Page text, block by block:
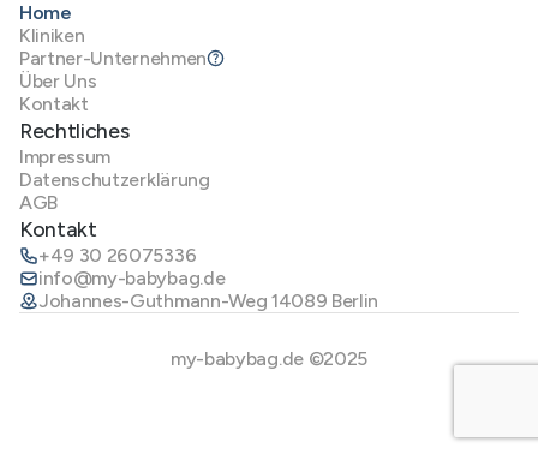
Home
Kliniken
Partner-Unternehmen
Über Uns
Kontakt
Rechtliches
Impressum
Datenschutzerklärung
AGB
Kontakt
+49 30 26075336
info@my-babybag.de
Johannes-Guthmann-Weg 14089 Berlin
my-babybag.de ©2025